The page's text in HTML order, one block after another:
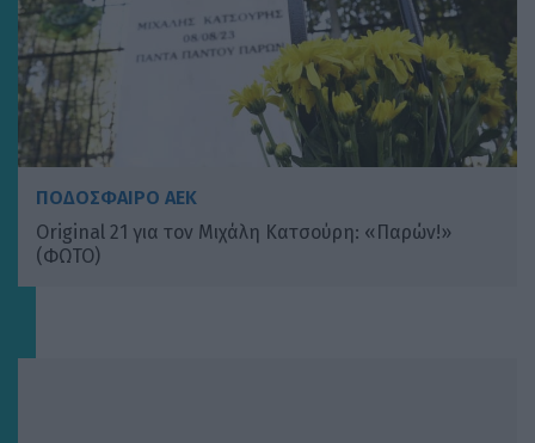
ΠΟΔΟΣΦΑΙΡΟ ΑΕΚ
Original 21 για τον Μιχάλη Κατσούρη: «Παρών!»
(ΦΩΤΟ)